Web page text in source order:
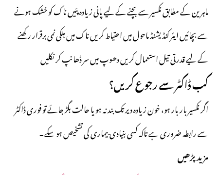
ماہرین کے مطابق نکسیر سے بچنے کے لیے پانی زیادہ پئیں ناک کو خشک ہونے
سے بچائیں ایئر کنڈیشنڈ ماحول میں احتیاط کریں ناک میں ہلکی نمی برقرار رکھنے
کے لیے قدرتی تیل استعمال کریں دھوپ میں سر ڈھانپ کر نکلیں
کب ڈاکٹر سے رجوع کریں؟
اگر نکسیر بار بار ہو، خون زیادہ دیر تک بند نہ ہو یا حالت بگڑ جائے تو فوری ڈاکٹر
سے رابطہ ضروری ہے تاکہ کسی بنیادی بیماری کی تشخیص ہو سکے۔
مزید پڑھیں